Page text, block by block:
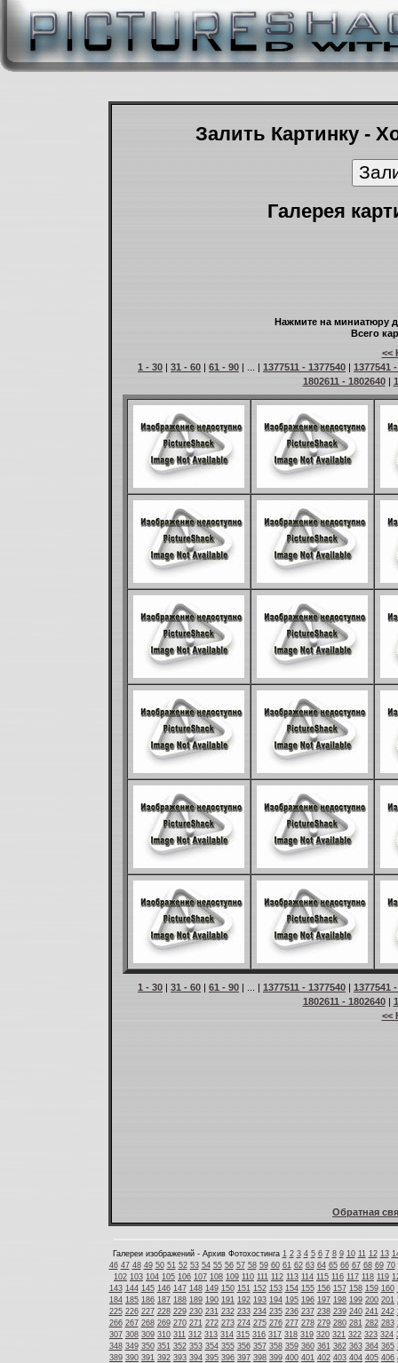
Залить Картинку -
Галерея
Нажмите на миниатюру
Всего
<<
1 - 30 | 31 - 60 | 61 - 90 | ... | 1377511 - 1377540 | 1377541
1802611 - 1802640|
1 - 30 | 31 - 60 | 61 - 90 | ... | 1377511 - 1377540 | 1377541
1802611 - 1802640|
<<
Обратная
Галереи изображений - Архив Фотохостинга 1 2 3 4 5 6 7 8 9 10 11 12 13
46 47 48 49 50 51 52 53 54 55 56 57 58 59 60 61 62 63 64 65 66 67 68 69 70
102 103 104 105 106 107 108 109 110 111 112 113 114 115 116 117 118 119
143 144 145 146 147 148 149 150 151 152 153 154 155 156 157 158 159 160
184 185 186 187 188 189 190 191 192 193 194 195 196 197 198 199 200 201
225 226 227 228 229 230 231 232 233 234 235 236 237 238 239 240 241 242
266 267 268 269 270 271 272 273 274 275 276 277 278 279 280 281 282 283
307 308 309 310 311 312 313 314 315 316 317 318 319 320 321 322 323 324
348 349 350 351 352 353 354 355 356 357 358 359 360 361 362 363 364 365
389 390 391 392 393 394 395 396 397 398 399 400 401 402 403 404 405 406